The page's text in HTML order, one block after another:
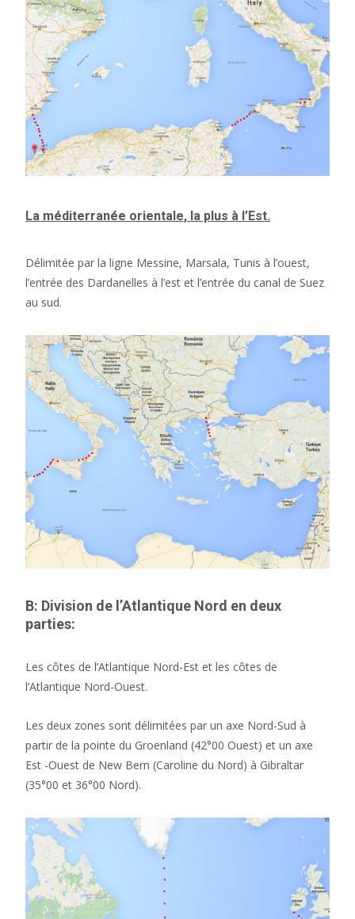
La méditerranée orientale, la plus à l’Est.
Délimitée par la ligne Messine, Marsala, Tunis à l’ouest,
l’entrée des Dardanelles à l’est et l’entrée du canal de Suez
au sud.
B: Division de l’Atlantique Nord en deux
parties:
Les côtes de l’Atlantique Nord-Est et les côtes de
l’Atlantique Nord-Ouest.
Les deux zones sont délimitées par un axe Nord-Sud à
partir de la pointe du Groenland (42°00 Ouest) et un axe
Est -Ouest de New Bern (Caroline du Nord) à Gibraltar
(35°00 et 36°00 Nord).